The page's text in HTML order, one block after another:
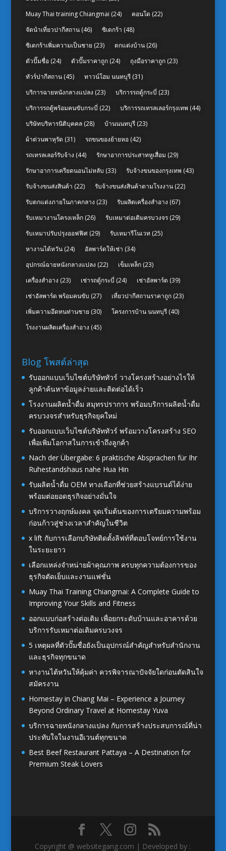
Muay Thai training Chiangmai (24) คอนโด (22)
จัดนำเที่ยวปากีสถาน(46) ซิเดกร้า (48)
ซิเดกร้าเพิ่มความเป็นชาย (23) ตกแต่งบ้าน(26)
ตัวปั๊มชื่อ(24) ตัวปั๊มราคาถูก(24) ถุงมือราคาถูก(23)
ทัวร์ปากีสถาน(45) ทาวน์โฮม นนทบุรี(31)
บริการฉายหนังกลางแปลง (23) บริการรถตู้กระบี่ (23)
บริการรถตู้พร้อมคนขับกระบี่ (22) บริการรถเทรลเลอร์กรุงเทพ (44)
บริษัทบริหารนิติบุคคล(28) บ้านนนทบุรี(23)
ผ้าต่วนพาหุรัด (31) รถขนของย้ายหอ(42)
รถเทรลเลอร์รับจ้าง (44) รักษาอาการประสาทหูเสื่อม (29)
รักษาอาการเครียดนอนไม่หลับ (33) รับจ้างขนของกรุงเทพ (43)
รับจ้างขนส่งสินค้า (22) รับจ้างขนส่งสินค้าตามโรงงาน(22)
รับตกแต่งภายในภาคกลาง (23) รับผลิตเครื่องสำอาง (67)
รับเหมางานโครงเหล็ก(26) รับเหมาต่อเติมครบวงจร(29)
รับเหมาปรับปรุงออฟฟิศ(29) รับเหมารีโนเวท (25)
หางานไต้หวัน(24) อัลพาร์ดให้เช่า (34)
อุปกรณ์ฉายหนังกลางแปลง (22) เข็มเหล็ก(23)
เครื่องสำอาง (23) เช่ารถตู้กระบี่ (24) เช่าอัลพาร์ด (39)
เช่าอัลพาร์ด พร้อมคนขับ (27) เที่ยวปากีสถานราคาถูก(23)
เพิ่มความอึดทนท่านชาย (30) โครงการบ้าน นนทบุรี(40)
โรงงานผลิตเครื่องสำอาง (45)
Blog โพสต์ล่าสุด
รับออกแบบเว็บไซต์บริษัททัวร์ วางโครงสร้างอย่างไรให้
ลูกค้าค้นหาข้อมูลง่ายและติดต่อได้เร็ว
โรงงานผลิตน้ำดื่ม สมุทรปราการ พร้อมบริการผลิตน้ำดื่ม
ครบวงจรสำหรับธุรกิจยุคใหม่
รับออกแบบเว็บไซต์บริษัททัวร์ พร้อมวางโครงสร้าง SEO
เพื่อเพิ่มโอกาสในการเข้าถึงลูกค้า
Nach der Übergabe: 6 praktische Absprachen für Ihr
Ruhestandshaus nahe Hua Hin
รับผลิตน้ำดื่ม OEM ทางเลือกที่ช่วยสร้างแบรนด์ได้ง่าย
พร้อมต่อยอดธุรกิจอย่างมั่นใจ
บริการวางฤกษ์มงคล จุดเริ่มต้นของการเตรียมความพร้อม
ก่อนก้าวสู่ช่วงเวลาสำคัญในชีวิต
x lift กับการเลือกบริษัทติดตั้งลิฟท์ที่ตอบโจทย์การใช้งาน
ในระยะยาว
เลือกแหล่งจำหน่ายผ้าคุณภาพ ครบทุกความต้องการของ
ธุรกิจตัดเย็บและงานแฟชั่น
Muay Thai Training Chiangmai: A Complete Guide to
Improving Your Skills and Fitness
ออกแบบก่อสร้างต่อเติม เพื่อยกระดับบ้านและอาคารด้วย
บริการรับเหมาต่อเติมครบวงจร
5 เหตุผลที่ตัวปั๊มชื่อยังเป็นอุปกรณ์สำคัญสำหรับสำนักงาน
และธุรกิจทุกขนาด
หางานไต้หวันให้คุ้มค่า ควรพิจารณาปัจจัยใดก่อนตัดสินใจ
สมัครงาน
Homestay in Chiang Mai – Experience a Journey
Beyond Ordinary Travel at Homestay Yuva
บริการฉายหนังกลางแปลง กับการสร้างประสบการณ์ที่น่า
ประทับใจในงานอีเวนต์ทุกขนาด
Best Beef Restaurant Pattaya – A Destination for
Premium Steak Lovers
Copyright @ websitegang.com | Developed by :